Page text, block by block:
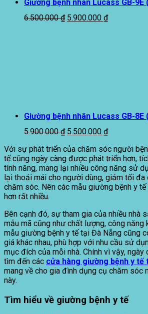
Giường bệnh nhân Lucass GB-9E
6.500.000₫ Giá
5.900.000 ₫Giá
Giường bệnh nhân Lucass GB-8E
5.900.000₫ Giá
là:
5.900.000 ₫.
5.500.000 ₫Giá
tại
là:
5.500.000
Với sự phát triển của chăm sóc người
tế cũng ngày càng được phát triển hơn,
tính năng, mang lại nhiều công năng sử
lại thoải mái cho người dùng, giảm tối
chăm sóc. Nên các mẫu giường bệnh y
hơn rất nhiều.
Bên cạnh đó, sự tham gia của nhiều nhà
mẫu mã cũng như chất lượng, công năng
mẫu giường bệnh y tế tại Đà Nẵng cũng
giá khác nhau, phù hợp với nhu cầu sử
mục đích của mỗi nhà. Chính vì vậy, ngày
tìm đến các cửa hàng giường bệnh y tế
mang về cho gia đình dụng cụ chăm sóc
này.
Tìm hiểu về giường bệnh y tế